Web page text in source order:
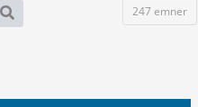
247 emner